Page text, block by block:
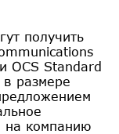
получить
OCS Standard
в размере
на компанию